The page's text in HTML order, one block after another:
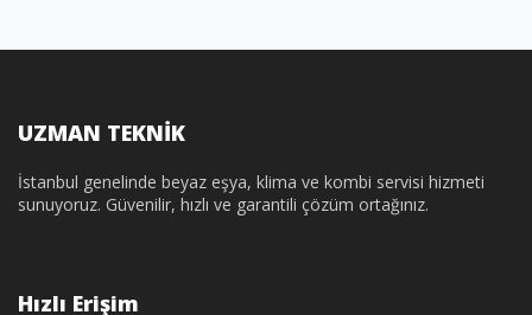
UZMAN TEKNİK
İstanbul genelinde beyaz eşya, klima ve kombi servisi hizmeti
sunuyoruz. Güvenilir, hızlı ve garantili çözüm ortağınız.
Hızlı Erişim